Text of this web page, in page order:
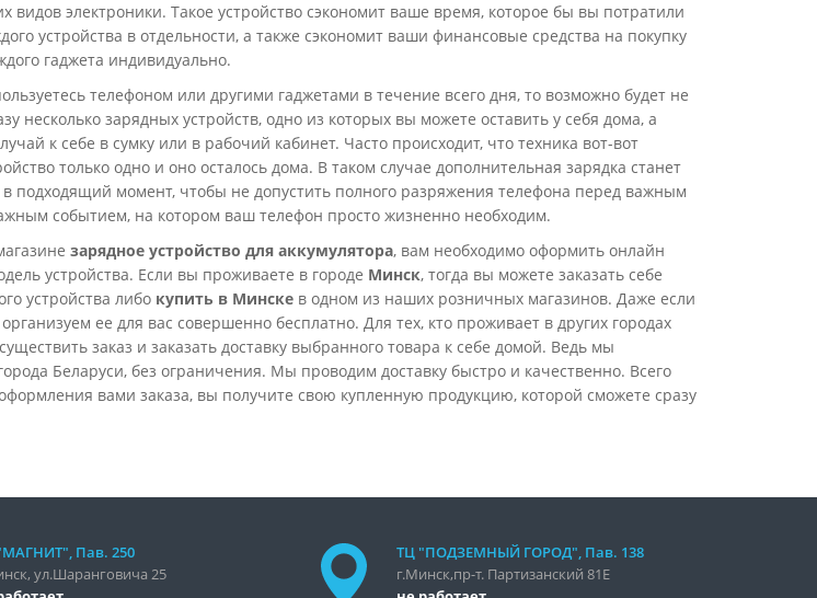
видов электроники. Такое устройство сэкономит ваше время, которое бы вы потратили
устройства в отдельности, а также сэкономит ваши финансовые средства на покупку
гаджета индивидуально.
телефоном или другими гаджетами в течение всего дня, то возможно будет не
несколько зарядных устройств, одно из которых вы можете оставить у себя дома, а
к себе в сумку или в рабочий кабинет. Часто происходит, что техника вот-вот
только одно и оно осталось дома. В таком случае дополнительная зарядка станет
в подходящий момент, чтобы не допустить полного разряжения телефона перед важным
событием, на котором ваш телефон просто жизненно необходим.
зарядное устройство для аккумулятора, вам необходимо оформить онлайн
устройства. Если вы проживаете в городе Минск, тогда вы можете заказать себе
устройства либо купить в Минскев одном из наших розничных магазинов. Даже если
ее для вас совершенно бесплатно. Для тех, кто проживает в других городах
заказ и заказать доставку выбранного товара к себе домой. Ведь мы
Беларуси, без ограничения. Мы проводим доставку быстро и качественно. Всего
вами заказа, вы получите свою купленную продукцию, которой сможете сразу
Пав. 250
ул.Шаранговича 25
ТЦ "ПОДЗЕМНЫЙ ГОРОД", Пав. 138
г.Минск,пр-т. Партизанский 81Е